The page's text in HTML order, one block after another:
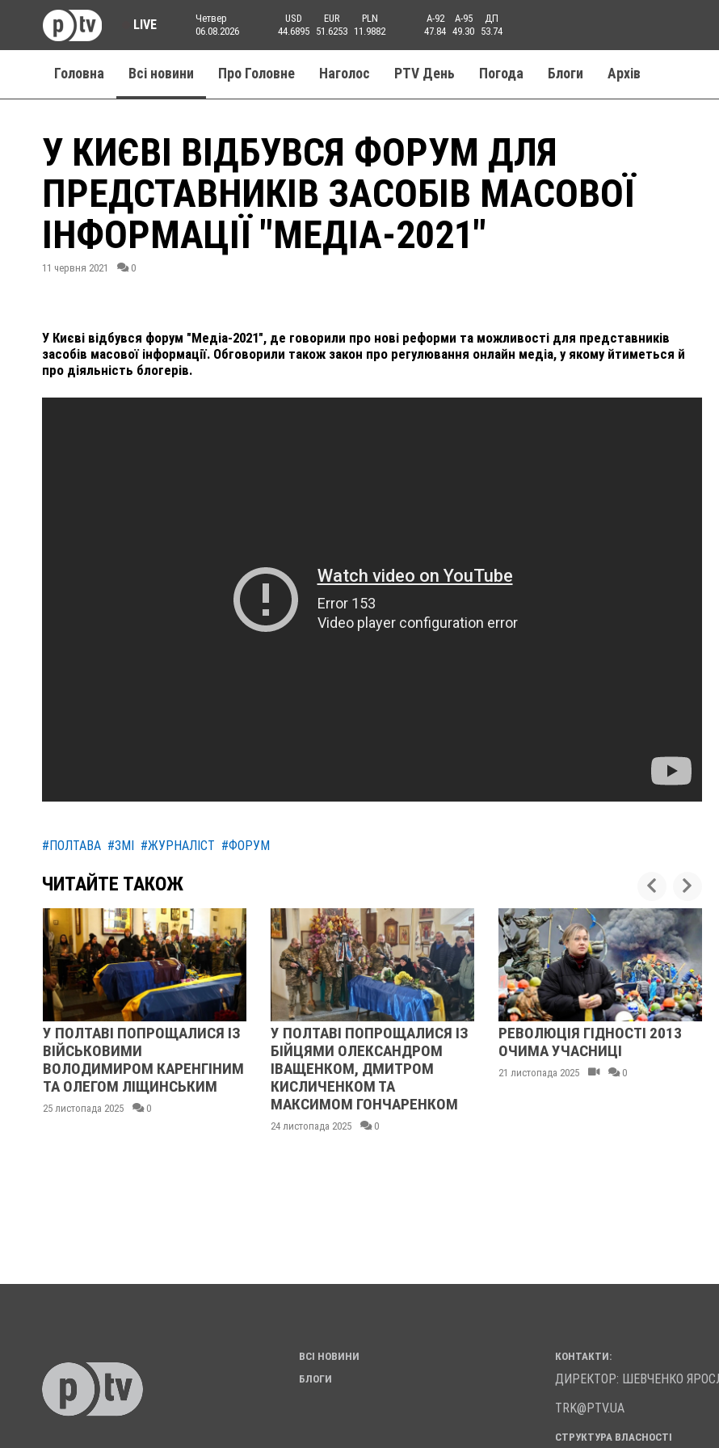
LIVE
Четвер
06.08.2026
USD
44.6895
EUR
51.6253
PLN
11.9882
A-92
47.84
A-95
49.30
ДП
53.74
Головна Всі новини Про Головне Наголос PTV День Погода Блоги Aрхів
У КИЄВІ ВІДБУВСЯ ФОРУМ ДЛЯ
ПРЕДСТАВНИКІВ ЗАСОБІВ МАСОВОЇ
ІНФОРМАЦІЇ "МЕДІА-2021"
11 червня 2021 0
У Києві відбувся форум "Медіа-2021", де говорили про нові реформи та можливості для представників
засобів масової інформації. Обговорили також закон про регулювання онлайн медіа, у якому йтиметься й
про діяльність блогерів.
#ПОЛТАВА #ЗМІ #ЖУРНАЛІСТ #ФОРУМ
ЧИТАЙТЕ ТАКОЖ
У ПОЛТАВІ ПОПРОЩАЛИСЯ ІЗ
ВІЙСЬКОВИМИ
ВОЛОДИМИРОМ КАРЕНГІНИМ
ТА ОЛЕГОМ ЛІЩИНСЬКИМ
25 листопада 2025 0
У ПОЛТАВІ ПОПРОЩАЛИСЯ ІЗ
БІЙЦЯМИ ОЛЕКСАНДРОМ
ІВАЩЕНКОМ, ДМИТРОМ
КИСЛИЧЕНКОМ ТА
МАКСИМОМ ГОНЧАРЕНКОМ
24 листопада 2025 0
РЕВОЛЮЦІЯ ГІДНОСТІ 2013
ОЧИМА УЧАСНИЦІ
21 листопада 2025 0
ПОЛІЦІЯ ПОЛТАВЩИНИ РОЗШУКУЄ 62-РІЧНУ
ВНАСЛІДОК ПОРАНЕНЬ, ОТРИМАНИХ НА ВІЙНІ,
ПОМЕР ВОЇН ЮРІЙ ВОЙТИК
ВСІ НОВИНИ
БЛОГИ
КОНТАКТИ:
ДИРЕКТОР: ШЕВЧЕНКО
TRK@PTV.UA
СТРУКТУРА ВЛАСНОСТІ